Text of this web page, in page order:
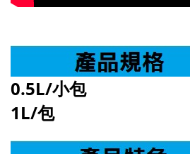
0.5L/小包
1L/包